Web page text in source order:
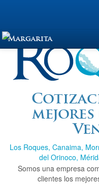
Los Roques, Canaima,
del Orinoco,
Somos una empresa
clientes los